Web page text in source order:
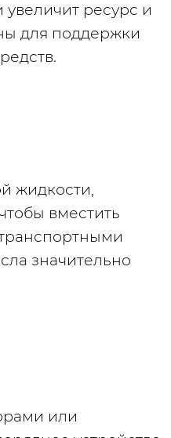
увеличит ресурс и
для поддержки
жидкости,
вместить
значительно
или